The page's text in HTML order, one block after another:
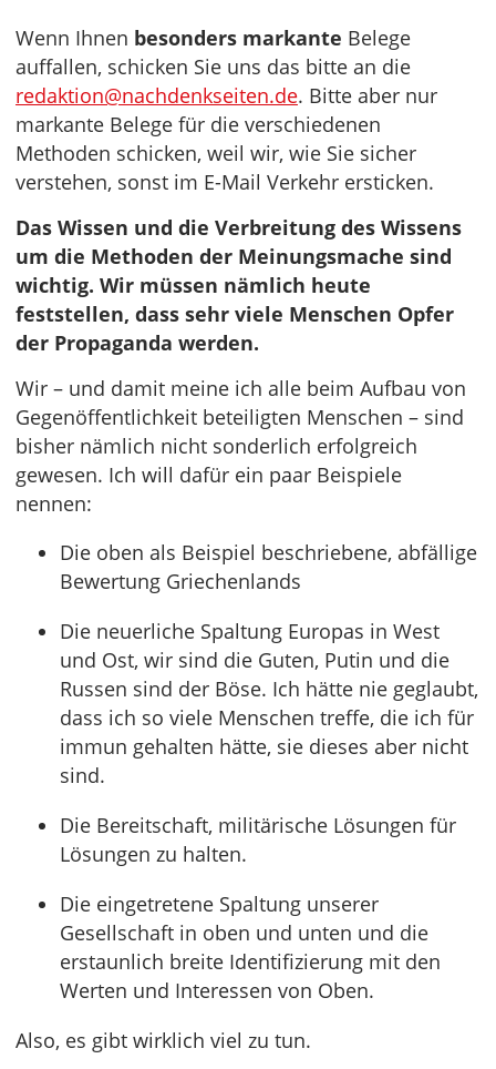
Wenn Ihnen besonders markante Belege
auffallen, schicken Sie uns das bitte an die
redaktion@nachdenkseiten.de. Bitte aber nur
markante Belege für die verschiedenen
Methoden schicken, weil wir, wie Sie sicher
verstehen, sonst im E-Mail Verkehr ersticken.
Das Wissen und die Verbreitung des Wissens
um die Methoden der Meinungsmache sind
wichtig. Wir müssen nämlich heute
feststellen, dass sehr viele Menschen Opfer
der Propaganda werden.
Wir – und damit meine ich alle beim Aufbau von
Gegenöffentlichkeit beteiligten Menschen – sind
bisher nämlich nicht sonderlich erfolgreich
gewesen. Ich will dafür ein paar Beispiele
nennen:
Die oben als Beispiel beschriebene, abfällige
Bewertung Griechenlands
Die neuerliche Spaltung Europas in West
und Ost, wir sind die Guten, Putin und die
Russen sind der Böse. Ich hätte nie geglaubt,
dass ich so viele Menschen treffe, die ich für
immun gehalten hätte, sie dieses aber nicht
sind.
Die Bereitschaft, militärische Lösungen für
Lösungen zu halten.
Die eingetretene Spaltung unserer
Gesellschaft in oben und unten und die
erstaunlich breite Identifizierung mit den
Werten und Interessen von Oben.
Also, es gibt wirklich viel zu tun.